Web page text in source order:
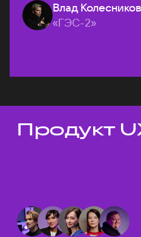
Влад Колесников
«ГЭС-2»
Темы докладов
Продукт